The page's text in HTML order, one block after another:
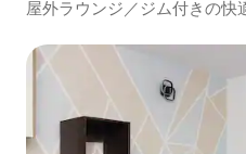
屋外ラウンジ／ジム付きの快